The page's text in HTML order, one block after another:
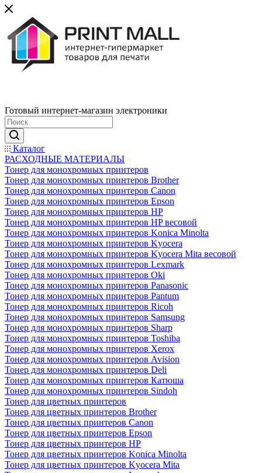
Готовый интернет-магазин электроники
Каталог
РАСХОДНЫЕ МАТЕРИАЛЫ
Тонер для монохромных принтеров
Тонер для монохромных принтеров Brother
Тонер для монохромных принтеров Canon
Тонер для монохромных принтеров Epson
Тонер для монохромных принтеров HP
Тонер для монохромных принтеров HP весовой
Тонер для монохромных принтеров Konica Minolta
Тонер для монохромных принтеров Kyocera
Тонер для монохромных принтеров Kyocera Mita весовой
Тонер для монохромных принтеров Lexmark
Тонер для монохромных принтеров Oki
Тонер для монохромных принтеров Panasonic
Тонер для монохромных принтеров Pantum
Тонер для монохромных принтеров Ricoh
Тонер для монохромных принтеров Samsung
Тонер для монохромных принтеров Sharp
Тонер для монохромных принтеров Toshiba
Тонер для монохромных принтеров Xerox
Тонер для монохромных принтеров Avision
Тонер для монохромных принтеров Deli
Тонер для монохромных принтеров Катюша
Тонер для монохромных принтеров Sindoh
Тонер для цветных принтеров
Тонер для цветных принтеров Brother
Тонер для цветных принтеров Canon
Тонер для цветных принтеров Epson
Тонер для цветных принтеров HP
Тонер для цветных принтеров Konica Minolta
Тонер для цветных принтеров Kyocera Mita